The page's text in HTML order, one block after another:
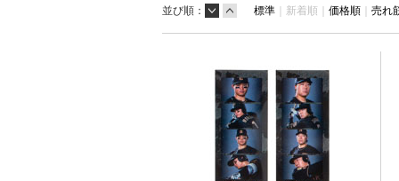
並び順： 標準 ｜ 新着順｜ 価格順 ｜ 売れ